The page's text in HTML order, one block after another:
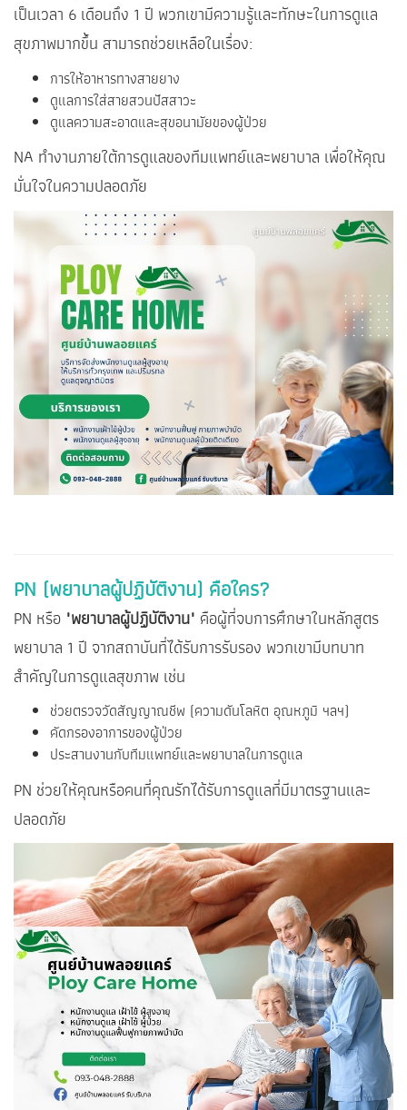
เป็นเวลา 6 เดือนถึง 1 ปี พวกเขามีความรู้และทักษะในการดูแล
สุขภาพมากขึ้น สามารถช่วยเหลือในเรื่อง:
การให้อาหารทางสายยาง
ดูแลการใส่สายสวนปัสสาวะ
ดูแลความสะอาดและสุขอนามัยของผู้ป่วย
NA ทำงานภายใต้การดูแลของทีมแพทย์และพยาบาล เพื่อให้คุณ
มั่นใจในความปลอดภัย
PN (พยาบาลผู้ปฏิบัติงาน) คือใคร?
PN หรือ "พยาบาลผู้ปฏิบัติงาน" คือผู้ที่จบการศึกษาในหลักสูตร
พยาบาล 1 ปี จากสถาบันที่ได้รับการรับรอง พวกเขามีบทบาท
สำคัญในการดูแลสุขภาพ เช่น
ช่วยตรวจวัดสัญญาณชีพ (ความดันโลหิต อุณหภูมิ ฯลฯ)
คัดกรองอาการของผู้ป่วย
ประสานงานกับทีมแพทย์และพยาบาลในการดูแล
PN ช่วยให้คุณหรือคนที่คุณรักได้รับการดูแลที่มีมาตรฐานและ
ปลอดภัย